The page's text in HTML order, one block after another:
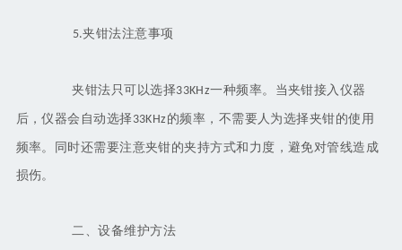
5.夹钳法注意事项
夹钳法只可以选择33KHz一种频率。当夹钳接入仪器
后，仪器会自动选择 33KHz 的频率，不需要人为选择夹钳的使用
频率。同时还需要注意夹钳的夹持方式和力度，避免对管线造成
损伤。
二、设备维护方法